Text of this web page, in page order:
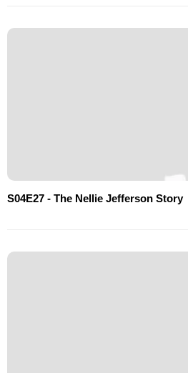
S04E27 - The Nellie Jefferson Story